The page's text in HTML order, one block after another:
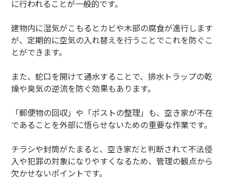
に行われることが一般的です。
建物内に湿気がこもるとカビや木部の腐食が進行します
が、定期的に空気の入れ替えを行うことでこれを防ぐこ
とができます。
また、蛇口を開けて通水することで、排水トラップの乾
燥や臭気の逆流を防ぐ効果もあります。
「郵便物の回収」や「ポストの整理」も、空き家が不在
であることを外部に悟らせないための重要な作業です。
チラシや封筒がたまると、空き家だと判断されて不法侵
入や犯罪の対象になりやすくなるため、管理の観点から
欠かせないポイントです。